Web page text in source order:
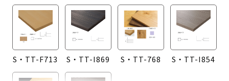
S・TT-F713 S・TT-I869 S・TT-768 S・TT-I854